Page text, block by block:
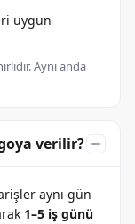
uygun
Aynı anda
verilir?
aynı gün
1–5 iş günü